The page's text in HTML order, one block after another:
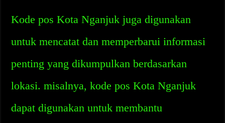
Kode pos Kota Nganjuk juga digunakan
untuk mencatat dan memperbarui informasi
penting yang dikumpulkan berdasarkan
lokasi. misalnya, kode pos Kota Nganjuk
dapat digunakan untuk membantu